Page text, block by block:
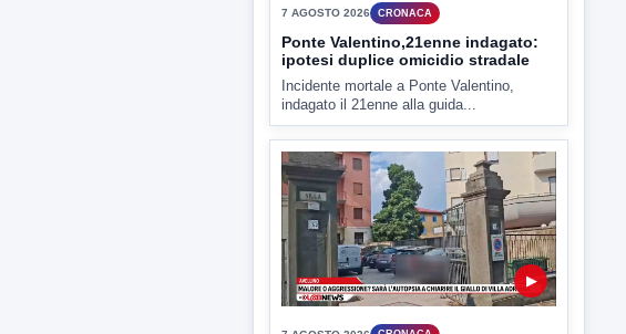
7 AGOSTO 2026 CRONACA
Ponte Valentino,21enne indagato:
ipotesi duplice omicidio stradale
Incidente mortale a Ponte Valentino,
indagato il 21enne alla guida...
▶